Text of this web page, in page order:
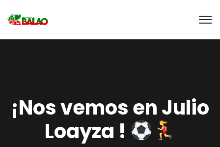
¡Nos vemos en Julio
Loayza !